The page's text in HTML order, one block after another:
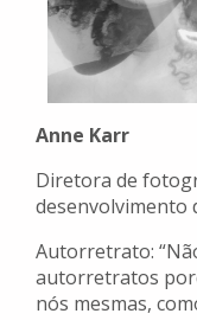
Anne Karr
Diretora de
desenvolvimento
Autorretrato:
autorretratos
nós mesmas,